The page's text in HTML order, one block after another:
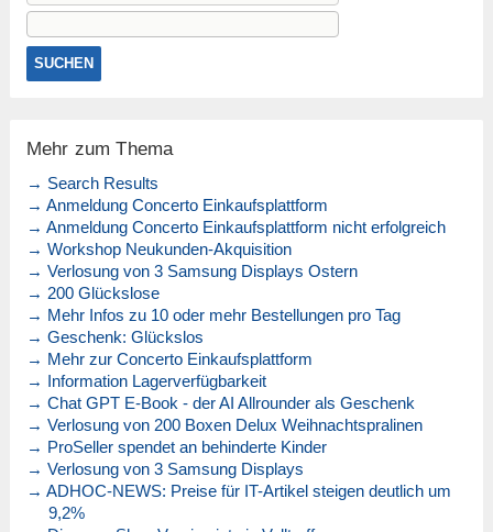
Mehr zum Thema
→ Search Results
→ Anmeldung Concerto Einkaufsplattform
→ Anmeldung Concerto Einkaufsplattform nicht erfolgreich
→ Workshop Neukunden-Akquisition
→ Verlosung von 3 Samsung Displays Ostern
→ 200 Glückslose
→ Mehr Infos zu 10 oder mehr Bestellungen pro Tag
→ Geschenk: Glückslos
→ Mehr zur Concerto Einkaufsplattform
→ Information Lagerverfügbarkeit
→ Chat GPT E-Book - der AI Allrounder als Geschenk
→ Verlosung von 200 Boxen Delux Weihnachtspralinen
→ ProSeller spendet an behinderte Kinder
→ Verlosung von 3 Samsung Displays
→ ADHOC-NEWS: Preise für IT-Artikel steigen deutlich um
9,2%